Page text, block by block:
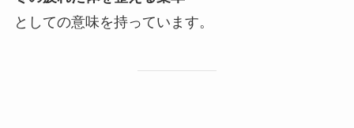
としての意味を持っています。